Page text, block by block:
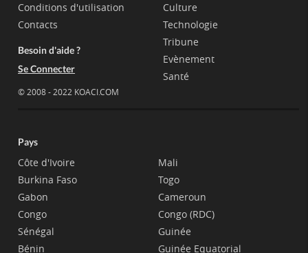
Conditions d'utilisation
Contacts
Besoin d'aide ?
Se Connecter
© 2008 - 2022 KOACI.COM
Culture
Technologie
Tribune
Evènement
Santé
Pays
Côte d'Ivoire
Burkina Faso
Gabon
Congo
Sénégal
Bénin
Mali
Togo
Cameroun
Congo (RDC)
Guinée
Guinée Equatorial